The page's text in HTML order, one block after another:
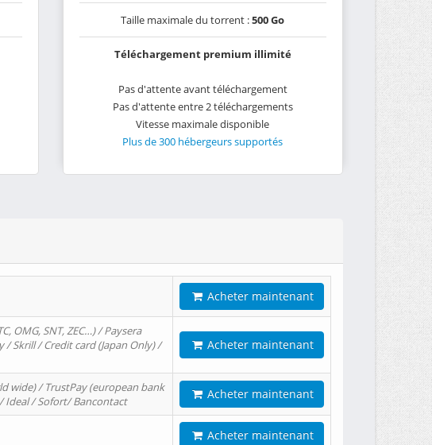
Taille maximale du torrent :500 Go
Téléchargement premium illimité
Pas d'attente avant téléchargement
Pas d'attente entre 2 téléchargements
Vitesse maximale disponible
Plus de 300 hébergeurs supportés
Acheter maintenant
OMG, SNT, ZEC…) / Paysera
/ Skrill / Credit card (Japan Only) /
Acheter maintenant
wide) / TrustPay (european bank
Ideal / Sofort/ Bancontact
Acheter maintenant
Acheter maintenant